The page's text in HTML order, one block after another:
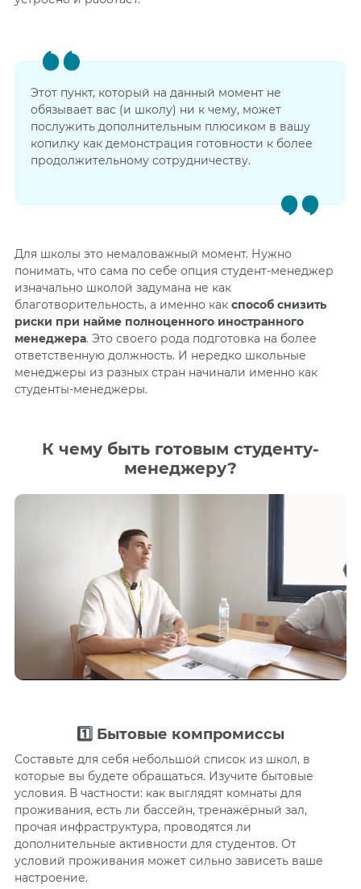
Этот пункт, который на данный момент не
обязывает вас (и школу) ни к чему, может
послужить дополнительным плюсиком в вашу
копилку как демонстрация готовности к более
продолжительному сотрудничеству.
Для школы это немаловажный момент. Нужно
понимать, что сама по себе опция студент-менеджер
изначально школой задумана не как
благотворительность, а именно как способ снизить
риски при найме полноценного иностранного
менеджера. Это своего рода подготовка на более
ответственную должность. И нередко школьные
менеджеры из разных стран начинали именно как
студенты-менеджеры.
К чему быть готовым студенту-
менеджеру?
1️⃣ Бытовые компромиссы
Составьте для себя небольшой список из школ, в
которые вы будете обращаться. Изучите бытовые
условия. В частности: как выглядят комнаты для
проживания, есть ли бассейн, тренажёрный зал,
прочая инфраструктура, проводятся ли
дополнительные активности для студентов. От
условий проживания может сильно зависеть ваше
настроение.